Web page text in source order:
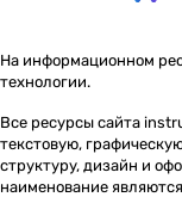
На информационном
технологии.
Все ресурсы сайта
текстовую,
структуру, дизайн и
наименование